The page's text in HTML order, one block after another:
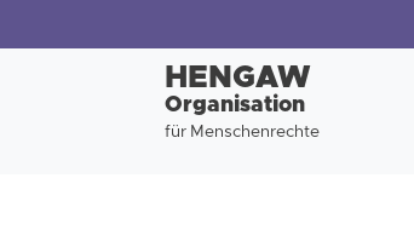
HENGAW
Organisation
für Menschenrechte